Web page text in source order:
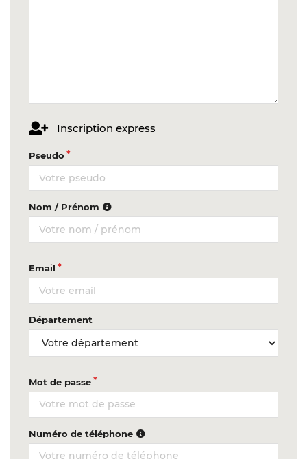
Inscription express
Pseudo
Nom / Prénom
Email
Département
Mot de passe
Numéro de téléphone